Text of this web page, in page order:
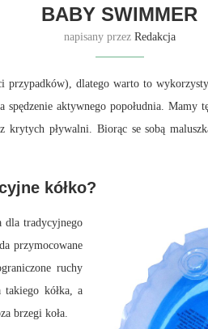
BABY SWIMMER
napisany przez Redakcja
przypadków), dlatego warto to
spędzenie aktywnego popołudnia.
krytych pływalni. Biorąc se sobą
kółko?
dla tradycyjnego
przymocowane
ruchy
takiego kółka, a
brzegi koła.